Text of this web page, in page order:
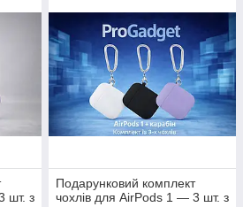
шт. з
Подарунковий комплект
чохлів для AirPods 1 — 3 шт. з